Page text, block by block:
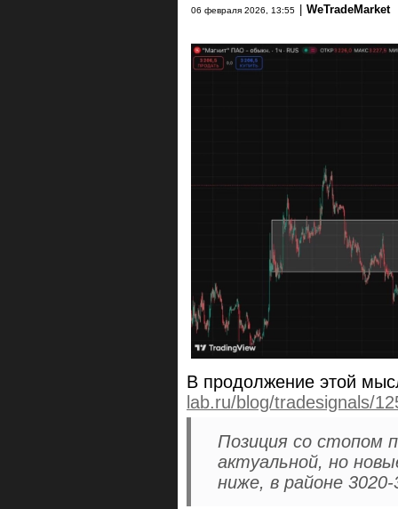
06 февраля 2026, 13:55 WeTradeMarket
В продолжение этой
lab.ru/blog/tradesignals/
Позиция со стопом
актуальной, но
ниже, в районе 3020-